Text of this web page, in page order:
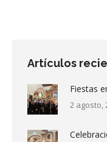
Artículos
Fiestas
2 agosto,